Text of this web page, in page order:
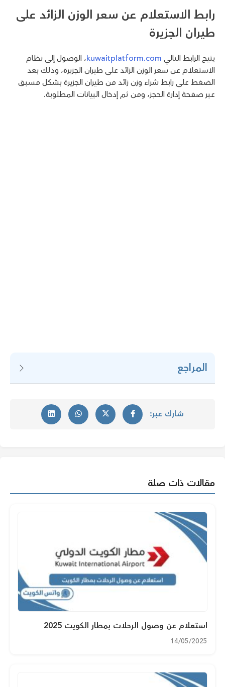
رابط الاستعلام عن سعر الوزن الزائد على
طيران الجزيرة
يتيح الرابط التالي kuwaitplatform.com، الوصول إلى نظام
الاستعلام عن سعر الوزن الزائد على طيران الجزيرة، وذلك بعد
الضغط على رابط شراء وزن زائد من طيران الجزيرة بشكل مسبق
عبر صفحة إدارة الحجز، ومن ثم إدخال البيانات المطلوبة.
المراجع
شارك عبر:
مقالات ذات صلة
استعلام عن وصول الرحلات بمطار الكويت 2025
14/05/2025